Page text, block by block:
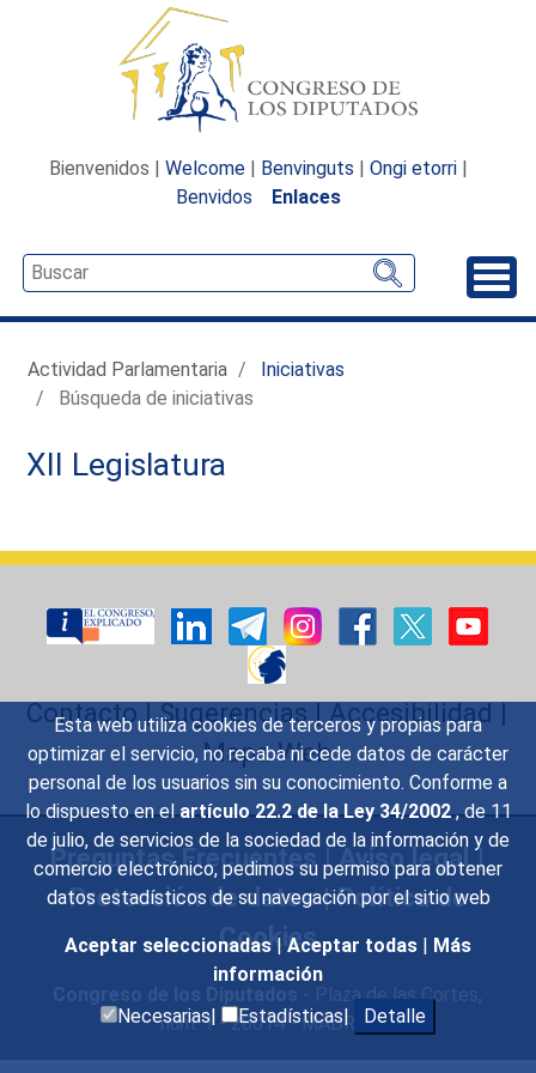
Esta web utiliza cookies de terceros y propias para
optimizar el servicio, no recaba ni cede datos de carácter
personal de los usuarios sin su conocimiento. Conforme a
lo dispuesto en elartículo 22.2 de la Ley 34/2002, de 11
de julio, de servicios de la sociedad de la información y de
comercio electrónico, pedimos su permiso para obtener
datos estadísticos de su navegación por el sitio web
Aceptar seleccionadas | Aceptar todas | Más
información
Necesarias|
Estadísticas| Detalle
Bienvenidos | Welcome | Benvinguts | Ongi etorri |
Benvidos
Enlaces
Actividad Parlamentaria
Iniciativas
Búsqueda de iniciativas
XII Legislatura
Contacto|Sugerencias|Accesibilidad|
Mapa Web
Preguntas Frecuentes|Aviso legal|
Protección de datos|Política de
Cookies
- Plaza de las Cortes,
núm. 1 - 28014 - MADRID